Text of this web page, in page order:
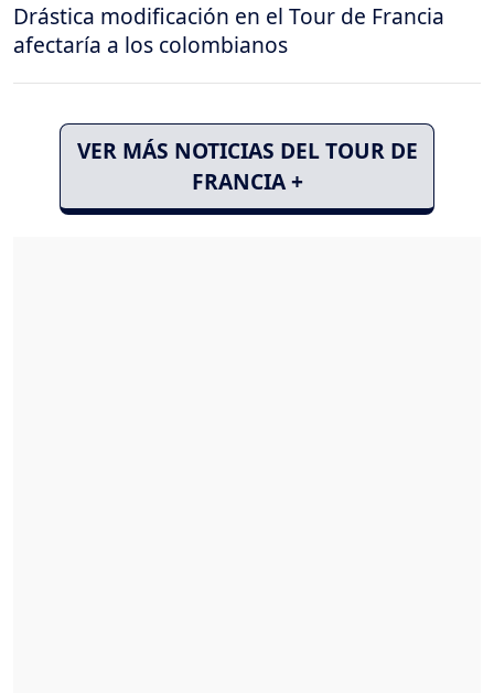
Drástica modificación en el Tour de Francia
afectaría a los colombianos
VER MÁS NOTICIAS DEL TOUR DE
FRANCIA +